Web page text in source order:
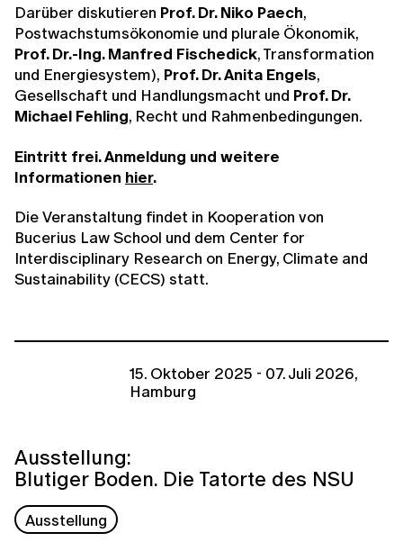
Darüber diskutieren Prof. Dr. Niko Paech,
Postwachstumsökonomie und plurale Ökonomik,
Prof. Dr.-Ing. Manfred Fischedick, Transformation
und Energiesystem), Prof. Dr. Anita Engels,
Gesellschaft und Handlungsmacht und Prof. Dr.
Michael Fehling, Recht und Rahmenbedingungen.
Eintritt frei. Anmeldung und weitere
Informationen hier.
Die Veranstaltung findet in Kooperation von
Bucerius Law School und dem Center for
Interdisciplinary Research on Energy, Climate and
Sustainability (CECS) statt.
15. Oktober 2025 - 07. Juli 2026,
Hamburg
Ausstellung:
Blutiger Boden. Die Tatorte des NSU
Ausstellung